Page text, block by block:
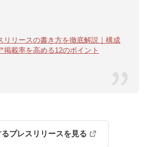
リリースの書き方を徹底解説｜構成
掲載率を高める12のポイント
るプレスリリースを見る